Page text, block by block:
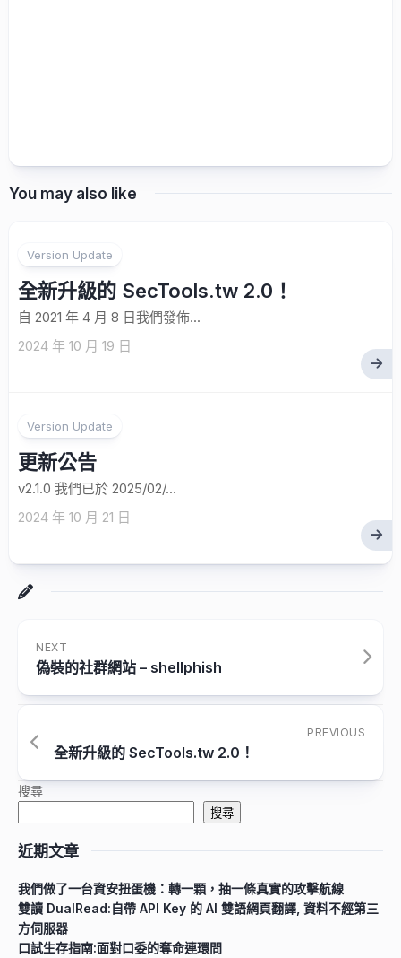
You may also like
Version Update
全新升級的 SecTools.tw 2.0！
自 2021 年 4 月 8 日我們發佈...
2024 年 10 月 19 日
Version Update
更新公告
v2.1.0 我們已於 2025/02/...
2024 年 10 月 21 日
NEXT
偽裝的社群網站 – shellphish
PREVIOUS
全新升級的 SecTools.tw 2.0！
搜尋
搜尋
近期文章
我們做了一台資安扭蛋機：轉一顆，抽一條真實的攻擊航線
雙讀 DualRead:自帶 API Key 的 AI 雙語網頁翻譯, 資料不經第三
方伺服器
口試生存指南:面對口委的奪命連環問